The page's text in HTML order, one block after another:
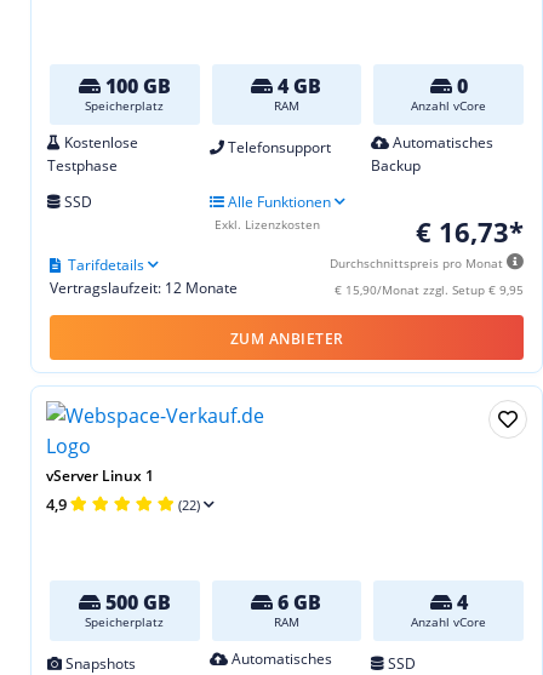
100 GB
Speicherplatz
4 GB
RAM
0
Anzahl vCore
Kostenlose
Testphase
Telefonsupport
Automatisches
Backup
SSD
Alle Funktionen
€ 16,73*
Durchschnittspreis pro Monat
€ 15,90/Monat zzgl. Setup € 9,95
Vertragslaufzeit: 12 Monate
Tarifdetails
Exkl. Lizenzkosten
ZUM ANBIETER
vServer Linux 1
4,9 (22)
500 GB
Speicherplatz
6 GB
RAM
4
Anzahl vCore
Snapshots
Automatisches
SSD